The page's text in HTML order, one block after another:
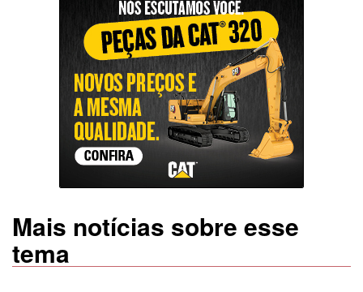
Mais notícias sobre esse
tema